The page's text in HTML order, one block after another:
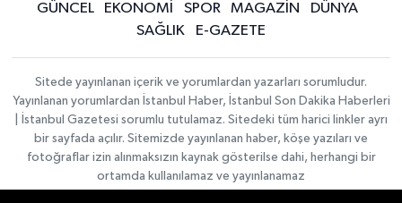
GÜNCEL EKONOMİ SPOR MAGAZİN
DÜNYA
SAĞLIK
E-GAZETE
Sitede yayınlanan içerik ve yorumlardan yazarları sorumludur.
Yayınlanan yorumlardan İstanbul Haber, İstanbul Son Dakika Haberleri
| İstanbul Gazetesi sorumlu tutulamaz. Sitedeki tüm harici linkler ayrı
bir sayfada açılır. Sitemizde yayınlanan haber, köşe yazıları ve
fotoğraflar izin alınmaksızın kaynak gösterilse dahi, herhangi bir
ortamda kullanılamaz ve yayınlanamaz